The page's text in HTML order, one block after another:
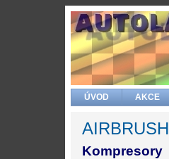
ÚVOD AKCE
AIRBRUSH
Kompresory